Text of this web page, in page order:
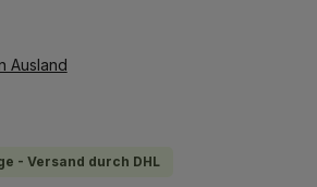
Ausland
- Versand durch DHL